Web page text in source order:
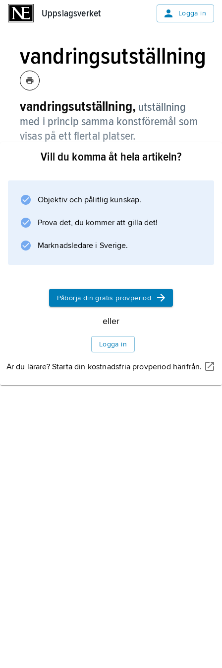
Uppslagsverket Logga in
vandringsutställning
vandringsutställning, utställning
med i princip samma konstföremål som
visas på ett flertal platser.
I Sverige införde Riksförbundet för bildande
såväl föreningen Konst i skolan som
1976 med uppgift bl.a. att ta över de båda
senares verksamheter.
Information om artikeln
Vill du komma åt hela artikeln?
Objektiv och pålitlig kunskap.
Prova det, du kommer att gilla det!
Marknadsledare i Sverige.
Påbörja din gratis provperiod
eller
Logga in
Är du lärare? Starta din kostnadsfria provperiod härifrån.